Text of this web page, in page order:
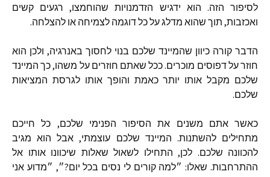
לסיפור הזה. הוא ידגיש הזדמנויות שהוחמצו, רגעים קשים
ואכזבות, תוך שהוא מדלג על כל דוגמה לצמיחה או להצלחה.
הדבר קורה כיוון שהמיינד שלכם בנוי לחסוך באנרגיה, ולכן הוא
חוזר על דפוסים מוכרים.ככל שאתם חוזרים על משהו,כך המיינד
שלכם מקבל אותו יותר כאמת והופך אותו לגרסת המציאות
שלכם.
כאשר אתם משנים את הסיפור הפנימי שלכם, כל חייכם
מתחילים להשתנות. המיינד שלכם עוצמתי, אבל הוא מגיב
להכוונה שלכם. לכן, התחילו לשאול שאלות שיכוונו אותו אל
ההתרחבות. שאלו: ״למה קורים לי נסים בכל יום?״, ״מדוע אני